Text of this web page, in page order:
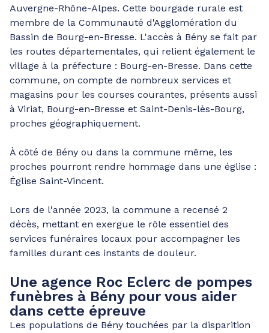
Auvergne-Rhône-Alpes. Cette bourgade rurale est
membre de la Communauté d'Agglomération du
Bassin de Bourg-en-Bresse. L'accès à Bény se fait par
les routes départementales, qui relient également le
village à la préfecture : Bourg-en-Bresse. Dans cette
commune, on compte de nombreux services et
magasins pour les courses courantes, présents aussi
à Viriat, Bourg-en-Bresse et Saint-Denis-lès-Bourg,
proches géographiquement.
À côté de Bény ou dans la commune même, les
proches pourront rendre hommage dans une église :
Église Saint-Vincent.
Lors de l'année 2023, la commune a recensé 2
décès, mettant en exergue le rôle essentiel des
services funéraires locaux pour accompagner les
familles durant ces instants de douleur.
Une agence Roc Eclerc de pompes
funèbres à Bény pour vous aider
dans cette épreuve
Les populations de Bény touchées par la disparition